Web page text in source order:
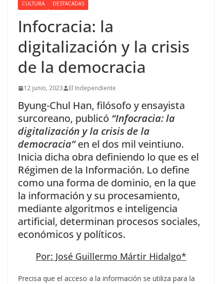
CULTURA DESTACADAS
Infocracia: la
digitalización y la crisis
de la democracia
12 junio, 2023 El Independiente
Byung-Chul Han, filósofo y ensayista
surcoreano, publicó “Infocracia: la
digitalización y la crisis de la
democracia”en el dos mil veintiuno.
Inicia dicha obra definiendo lo que es el
Régimen de la Información. Lo define
como una forma de dominio, en la que
la información y su procesamiento,
mediante algoritmos e inteligencia
artificial, determinan procesos sociales,
económicos y políticos.
Por: José Guillermo Mártir Hidalgo*
Precisa que el acceso a la información se utiliza para la